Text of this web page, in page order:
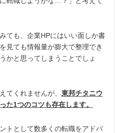
ても、企業HPにはいい面しか書
見ても情報量が膨大で整理でき
かと思ってしまうことでしょ
てくれませんが、 東邦チタニウ
た1つのコツも存在します。
トとして数多くの転職をアドバ